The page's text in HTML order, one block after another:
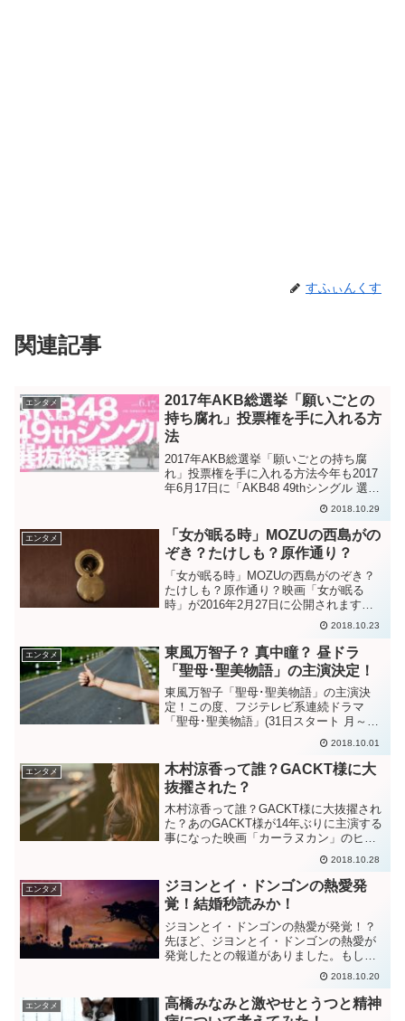
すふぃんくす
関連記事
エンタメ
2017年AKB総選挙「願いごとの
持ち腐れ」投票権を手に入れる方
法
2017年AKB総選挙「願いごとの持ち腐
れ」投票権を手に入れる方法今年も2017
年6月17日に「AKB48 49thシングル 選抜
総選挙」が開催されます。毎年盛り上げ
るこのビッグイベント。昨年度もそれ以
前からも投票している人ももちろん多い
で...
2018.10.29
エンタメ
「女が眠る時」MOZUの西島がの
ぞき？たけしも？原作通り？
「女が眠る時」MOZUの西島がのぞき？
たけしも？原作通り？映画「女が眠る
時」が2016年2月27日に公開されます。
この映画にキャストとしてビートたけし
さん西島秀俊さん忽那汐里さん小山田サ
ユリさんが出演されています。その中で
も人気俳優の西島秀...
2018.10.23
エンタメ
東風万智子？ 真中瞳？ 昼ドラ
「聖母･聖美物語」の主演決定！
東風万智子「聖母･聖美物語」の主演決
定！この度、フジテレビ系連続ドラマ
「聖母･聖美物語」(31日スタート 月～金
曜午後1時30分)で女優の東風万智子(こち
まちこ)さんが主演を務めることになりま
した。ん？ コチマチコさん？どんな人
だろう？と...
2018.10.01
エンタメ
木村涼香って誰？GACKT様に大
抜擢された？
木村涼香って誰？GACKT様に大抜擢され
た？あのGACKT様が14年ぶりに主演する
事になった映画「カーラヌカン」のヒロ
イン最終オーディションが行われそのヒ
ロインに木村涼香さん（18歳）が選ばれ
たこの報道がありました。なんと応募数
700人から...
2018.10.28
エンタメ
ジヨンとイ・ドンゴンの熱愛発
覚！結婚秒読みか！
ジヨンとイ・ドンゴンの熱愛が発覚！？
先ほど、ジヨンとイ・ドンゴンの熱愛が
発覚したとの報道がありました。もしか
したら結婚秒読みなのか？ということで
詳しく見てみましょう！！Yahoo!ニュー
スより引用との報道がありました。イ・
ドンゴンと言えば私...
2018.10.20
エンタメ
高橋みなみと激やせとうつと精神